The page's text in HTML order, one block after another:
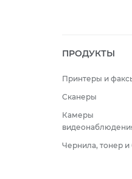
ПРОДУКТЫ
Принтеры и
Сканеры
Камеры
Чернила, тонер и